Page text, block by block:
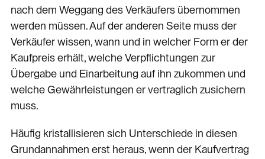
nach dem Weggang des Verkäufers übernommen
werden müssen. Auf der anderen Seite muss der
Verkäufer wissen, wann und in welcher Form er der
Kaufpreis erhält, welche Verpflichtungen zur
Übergabe und Einarbeitung auf ihn zukommen und
welche Gewährleistungen er vertraglich zusichern
muss.
Häufig kristallisieren sich Unterschiede in diesen
Grundannahmen erst heraus, wenn der Kaufvertrag